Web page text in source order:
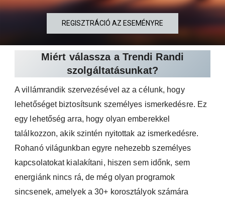
REGISZTRÁCIÓ AZ ESEMÉNYRE
Miért válassza a Trendi Randi
szolgáltatásunkat?
A villámrandik szervezésével az a célunk, hogy
lehetőséget biztosítsunk személyes ismerkedésre. Ez
egy lehetőség arra, hogy olyan emberekkel
találkozzon, akik szintén nyitottak az ismerkedésre.
Rohanó világunkban egyre nehezebb személyes
kapcsolatokat kialakítani, hiszen sem időnk, sem
energiánk nincs rá, de még olyan programok
sincsenek, amelyek a 30+ korosztályok számára